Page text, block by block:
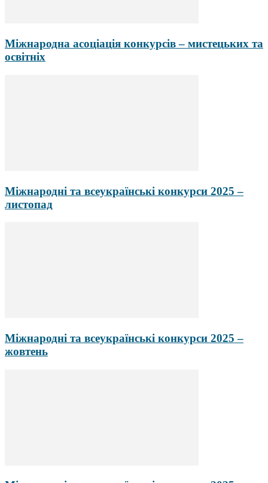
Міжнародна асоціація конкурсів – мистецьких та
освітніх
Міжнародні та всеукраїнські конкурси 2025 –
листопад
Міжнародні та всеукраїнські конкурси 2025 –
жовтень